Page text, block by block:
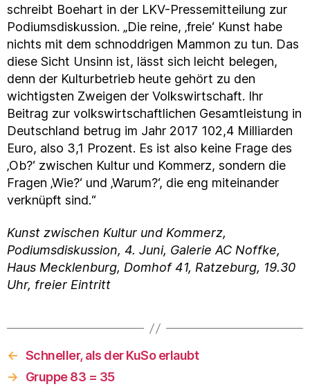
schreibt Boehart in der LKV-Pressemitteilung zur
Podiumsdiskussion. „Die reine, ‚freie‘ Kunst habe
nichts mit dem schnoddrigen Mammon zu tun. Das
diese Sicht Unsinn ist, lässt sich leicht belegen,
denn der Kulturbetrieb heute gehört zu den
wichtigsten Zweigen der Volkswirtschaft. Ihr
Beitrag zur volkswirtschaftlichen Gesamtleistung in
Deutschland betrug im Jahr 2017 102,4 Milliarden
Euro, also 3,1 Prozent. Es ist also keine Frage des
‚Ob?‘ zwischen Kultur und Kommerz, sondern die
Fragen ‚Wie?‘ und ‚Warum?‘, die eng miteinander
verknüpft sind.“
Kunst zwischen Kultur und Kommerz,
Podiumsdiskussion, 4. Juni, Galerie AC Noffke,
Haus Mecklenburg, Domhof 41, Ratzeburg, 19.30
Uhr, freier Eintritt
← Schneller, als der KuSo erlaubt
→
Gruppe 83 = 35